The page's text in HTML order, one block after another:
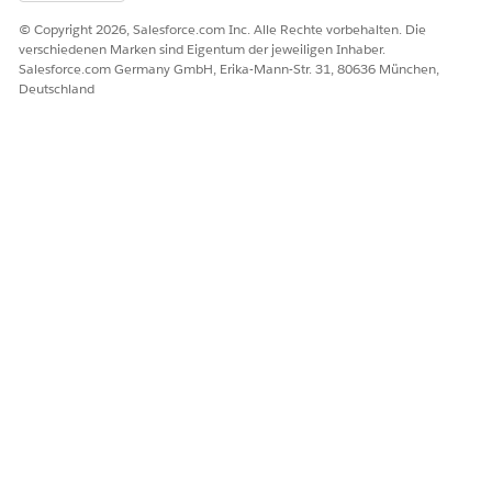
© Copyright 2026, Salesforce.com Inc. Alle Rechte vorbehalten. Die
verschiedenen Marken sind Eigentum der jeweiligen Inhaber.
Salesforce.com Germany GmbH, Erika-Mann-Str. 31, 80636 München,
Deutschland